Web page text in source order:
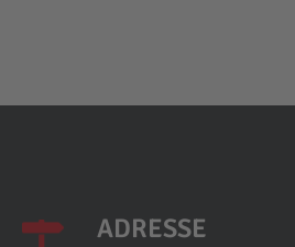
ADRESSE